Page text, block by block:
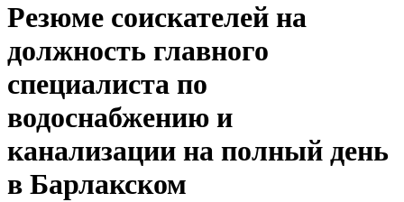
Резюме соискателей на
должность главного
специалиста по
водоснабжению и
канализации на полный день
в Барлакском